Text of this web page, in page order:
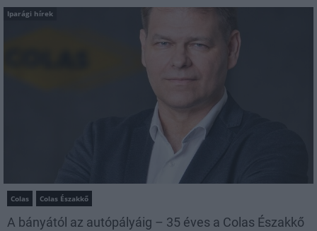
Iparági hírek
Colas Colas Északkő
A bányától az autópályáig – 35 éves a Colas Északkő